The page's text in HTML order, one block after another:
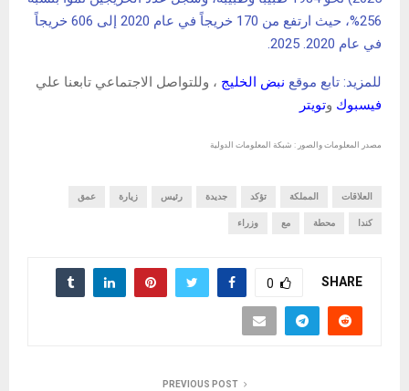
256%، حيث ارتفع من 170 خريجاً في عام 2020 إلى 606 خريجاً
في عام 2020. 2025.
للمزيد: تابع موقع نبض الخليج ، وللتواصل الاجتماعي تابعنا علي
فيسبوك وتويتر
مصدر المعلومات والصور : شبكة المعلومات الدولية
العلاقات المملكة تؤكد جديدة رئيس زيارة عمق
كندا محطة مع وزراء
SHARE
0
PREVIOUS POST